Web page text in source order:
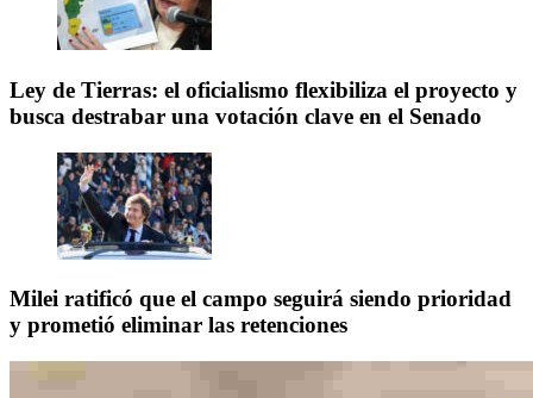
Ley de Tierras: el oficialismo flexibiliza el proyecto y
busca destrabar una votación clave en el Senado
Milei ratificó que el campo seguirá siendo prioridad
y prometió eliminar las retenciones